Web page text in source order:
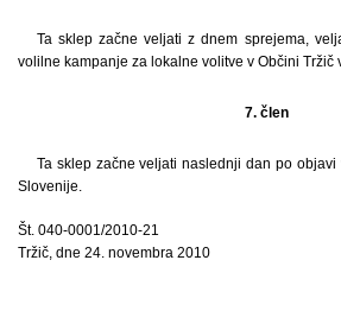
Ta sklep začne veljati z dnem sprejema,
volilne kampanje za lokalne volitve v Občini Tržič
7. člen
Ta sklep začne veljati naslednji dan po
Slovenije.
Št. 040-0001/2010-21
Tržič, dne 24. novembra 2010